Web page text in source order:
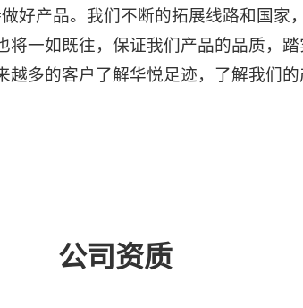
好产品。我们不断的拓展线路和国家
一如既往，保证我们产品的品质，
多的客户了解华悦足迹，了解我们
公司资质